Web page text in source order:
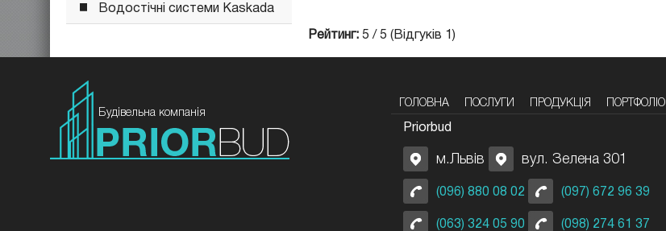
Водостічні системи Kaskada
Рейтинг: 5 /5 (Відгуків 1)
Будівельна компанія
ГОЛОВНА ПОСЛУГИ ПРОДУКЦІЯ ПОРТФОЛІО
Priorbud
м.Львів вул. Зелена 301
(096) 880 08 02 (097) 672 96 39
(063) 324 05 90 (098) 274 61 37